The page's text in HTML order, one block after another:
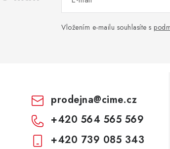
Vložením e-mailu souhlasíte s
prodejna@cime.cz
+420 564 565 569
+420 739 085 343